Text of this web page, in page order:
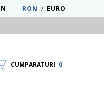
RON / EURO
CUMPARATURI 0